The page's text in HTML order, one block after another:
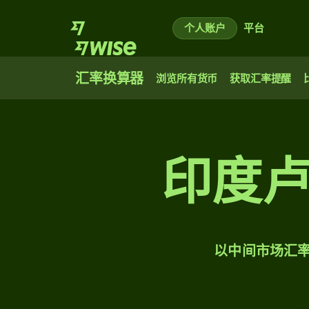
个人账户 平台
汇率换算器 浏览所有货币 获取汇率提醒
印度
以中间市场汇